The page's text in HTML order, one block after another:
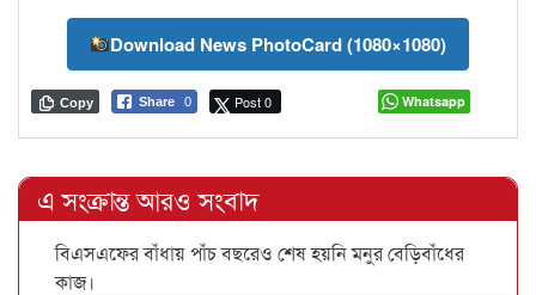
Download News PhotoCard (1080×1080)
Share 0 Post 0
Copy Whatsapp
এ সংক্রান্ত আরও সংবাদ
বিএসএফের বাঁধায় পাঁচ বছরেও শেষ হয়নি মনুর বেড়িবাঁধের
কাজ।